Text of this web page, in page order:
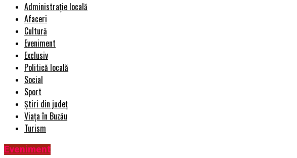
Administrație locală
Afaceri
Cultură
Eveniment
Exclusiv
Politică locală
Social
Sport
Știri din județ
Viața în Buzău
Turism
Eveniment